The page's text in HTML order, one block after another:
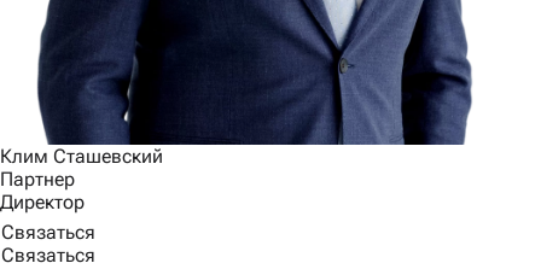
Клим Сташевский
Партнер
Директор
Связаться
Связаться